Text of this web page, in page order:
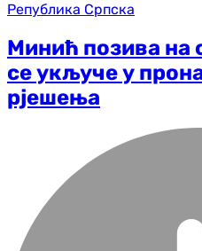
Република Српска
Минић позива на
се укључе у
рјешења